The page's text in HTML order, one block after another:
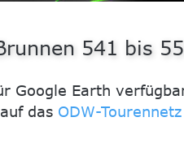
541 bis
Google Earth
das ODW-Tourennetz